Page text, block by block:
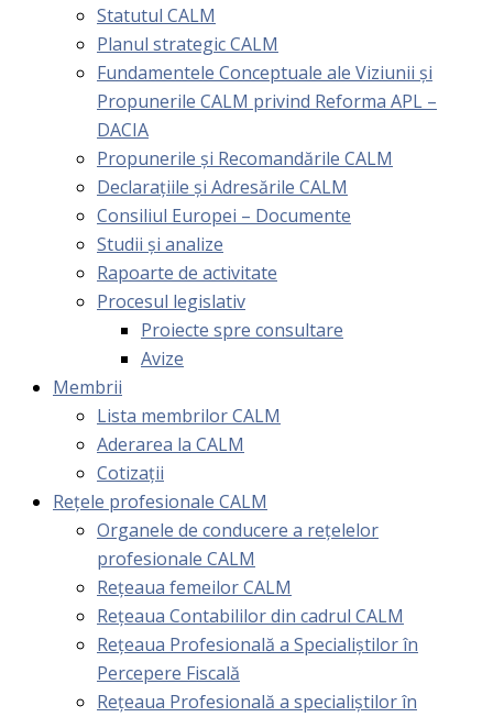
Statutul CALM
Planul strategic CALM
Fundamentele Conceptuale ale Viziunii și
Propunerile CALM privind Reforma APL –
DACIA
Propunerile și Recomandările CALM
Declarațiile și Adresările CALM
Consiliul Europei – Documente
Studii și analize
Rapoarte de activitate
Procesul legislativ
Proiecte spre consultare
Avize
Membrii
Lista membrilor CALM
Aderarea la CALM
Cotizaţii
Rețele profesionale CALM
Organele de conducere a rețelelor
profesionale CALM
Rețeaua femeilor CALM
Rețeaua Contabililor din cadrul CALM
Rețeaua Profesională a Specialiștilor în
Percepere Fiscală
Reţeaua Profesională a specialiştilor în